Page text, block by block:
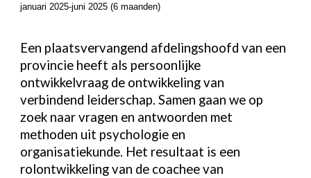
januari 2025-juni 2025 (6 maanden)
Een plaatsvervangend afdelingshoofd van een
provincie heeft als persoonlijke
ontwikkelvraag de ontwikkeling van
verbindend leiderschap. Samen gaan we op
zoek naar vragen en antwoorden met
methoden uit psychologie en
organisatiekunde. Het resultaat is een
rolontwikkeling van de coachee van